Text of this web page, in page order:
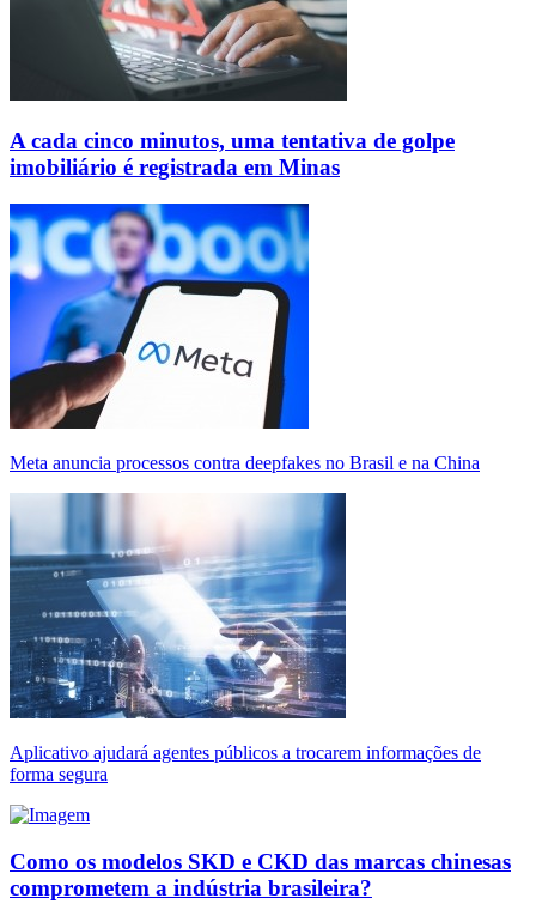
A cada cinco minutos, uma tentativa de golpe
imobiliário é registrada em Minas
Meta anuncia processos contra deepfakes no Brasil e na China
Aplicativo ajudará agentes públicos a trocarem informações de
forma segura
Como os modelos SKD e CKD das marcas chinesas
comprometem a indústria brasileira?